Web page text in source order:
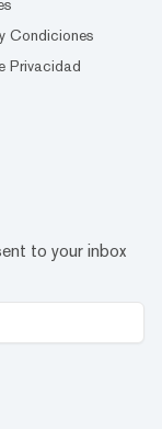
Condiciones
Privacidad
to your inbox